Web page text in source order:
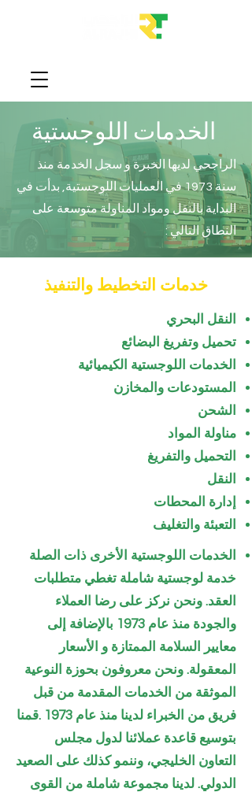
الراجحي لديها الخبرة و سجل الخدمة منذ
سنة 1973 في العمليات اللوجستية, بدأت في
البداية بالنقل ومواد المناولة متوسعة على
النطاق التالي :
خدمات التخطيط والتنفيذ
النقل البحري
تحميل وتفريغ البضائع
الخدمات اللوجستية الكيميائية
المستودعات والمخازن
الشحن
مناولة المواد
التحميل والتفريغ
النقل
إدارة المحطات
التعبئة والتغليف
الخدمات اللوجستية الأخرى ذات الصلة
خدمة لوجستية شاملة تغطي متطلبات
العقد. ونحن نركز على رضا العملاء
والجودة منذ عام 1973 بالإضافة إلى
معايير السلامة الممتازة و الأسعار
المعقولة. ونحن معروفون بحوزة النوعية
الموثقة من الخدمات المقدمة من قبل
فريق من الخبراء لدينا منذ عام 1973 .قمنا
بتوسيع قاعدة عملائنا لدول مجلس
التعاون الخليجي، وننمو كذلك على الصعيد
الدولي. لدينا مجموعة شاملة من القوى